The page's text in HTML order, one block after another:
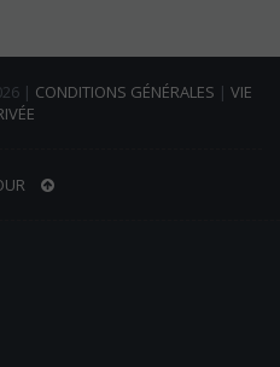
| CONDITIONS GÉNÉRALES | VIE